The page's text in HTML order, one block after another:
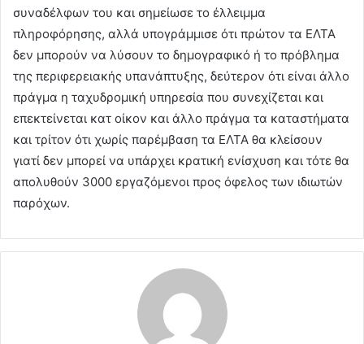
συναδέλφων του και σημείωσε το έλλειμμα
πληροφόρησης, αλλά υπογράμμισε ότι πρώτον τα ΕΛΤΑ
δεν μπορούν να λύσουν το δημογραφικό ή το πρόβλημα
της περιφερειακής υπανάπτυξης, δεύτερον ότι είναι άλλο
πράγμα η ταχυδρομική υπηρεσία που συνεχίζεται και
επεκτείνεται κατ οίκον και άλλο πράγμα τα καταστήματα
και τρίτον ότι χωρίς παρέμβαση τα ΕΛΤΑ θα κλείσουν
γιατί δεν μπορεί να υπάρχει κρατική ενίσχυση και τότε θα
απολυθούν 3000 εργαζόμενοι προς όφελος των ιδιωτών
παρόχων.